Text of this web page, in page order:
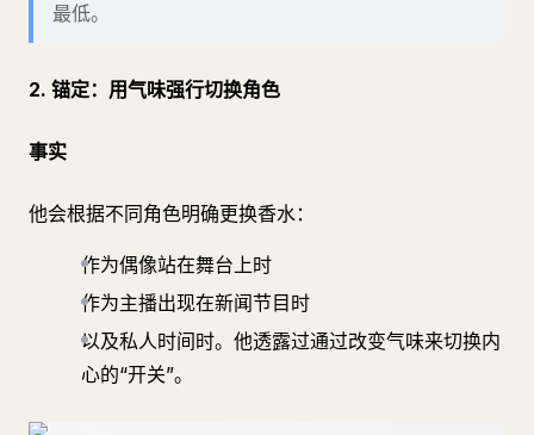
最低。
2. 锚定：用气味强行切换角色
事实
他会根据不同角色明确更换香水：
作为偶像站在舞台上时
作为主播出现在新闻节目时
以及私人时间时。他透露过通过改变气味来切换内
心的“开关”。